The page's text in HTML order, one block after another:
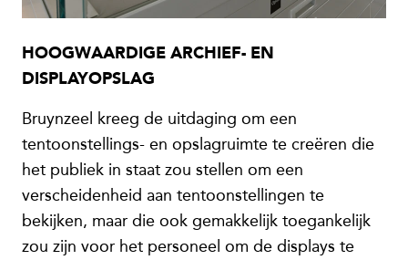
HOOGWAARDIGE ARCHIEF- EN
DISPLAYOPSLAG
Bruynzeel kreeg de uitdaging om een
tentoonstellings- en opslagruimte te creëren die
het publiek in staat zou stellen om een
verscheidenheid aan tentoonstellingen te
bekijken, maar die ook gemakkelijk toegankelijk
zou zijn voor het personeel om de displays te